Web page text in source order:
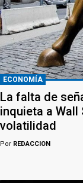
ECONOMÍA
La falta de
inquieta a
volatilidad
Por REDACCION